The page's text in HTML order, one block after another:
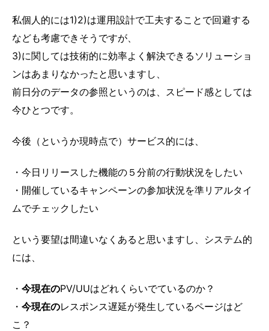
私個人的には1)2)は運用設計で工夫することで回避する
なども考慮できそうですが、
3)に関しては技術的に効率よく解決できるソリューショ
ンはあまりなかったと思いますし、
前日分のデータの参照というのは、スピード感としては
今ひとつです。
今後（というか現時点で）サービス的には、
・今日リリースした機能の５分前の行動状況をしたい
・開催しているキャンペーンの参加状況を準リアルタイ
ムでチェックしたい
という要望は間違いなくあると思いますし、システム的
には、
・ 今現在のPV/UUはどれくらいでているのか？
・ 今現在のレスポンス遅延が発生しているページはど
こ？